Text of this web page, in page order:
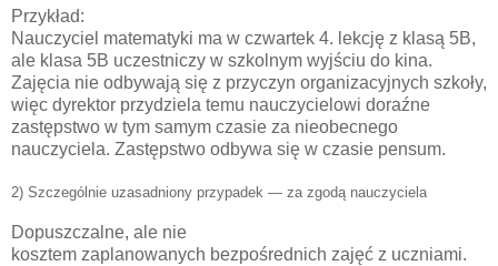
Przykład:
Nauczyciel matematyki ma w czwartek 4. lekcję z klasą 5B,
ale klasa 5B uczestniczy w szkolnym wyjściu do kina.
Zajęcia nie odbywają się z przyczyn organizacyjnych szkoły,
więc dyrektor przydziela temu nauczycielowi doraźne
zastępstwo w tym samym czasie za nieobecnego
nauczyciela. Zastępstwo odbywa się w czasie pensum.
2) Szczególnie uzasadniony przypadek — za zgodą nauczyciela
Dopuszczalne, ale nie
kosztem zaplanowanych bezpośrednich zajęć z uczniami.